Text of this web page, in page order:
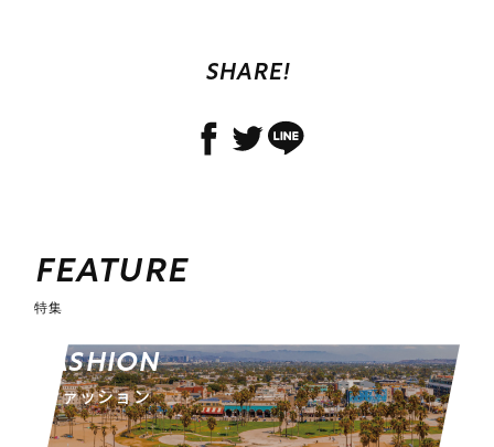
SHARE!
FEATURE
特集
FASHION
ファッション